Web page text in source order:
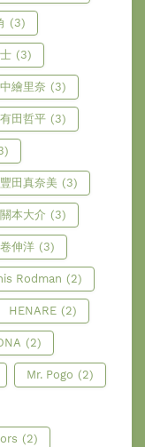
(3)
(3)
繪里奈 (3)
有田哲平 (3)
豐田真奈美 (3)
關本大介 (3)
伸洋 (3)
Rodman (2)
HENARE (2)
(2)
Mr. Pogo (2)
(2)